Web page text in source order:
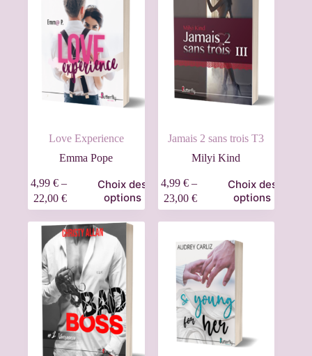
Love Experience
Emma Pope
4,99 €–
22,00 €
Choix des
options
Jamais 2 sans trois T3
Milyi Kind
4,99 €–
23,00 €
Choix des
options